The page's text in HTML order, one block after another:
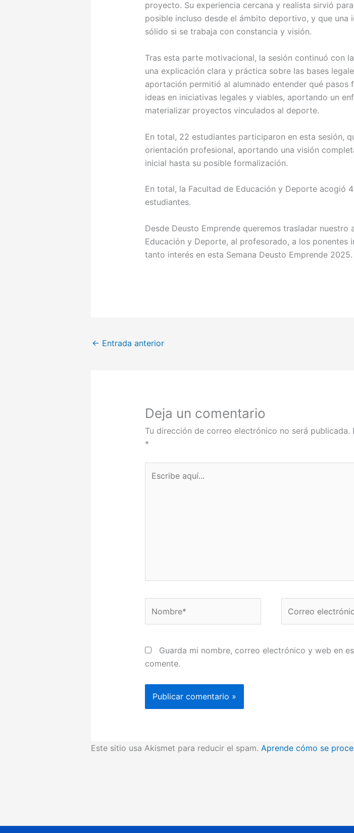
proyecto. Su experiencia cercana y realista sirvió
posible incluso desde el ámbito deportivo, y que una
sólido si se trabaja con constancia y visión.
Tras esta parte motivacional, la sesión continuó con
una explicación clara y práctica sobre las bases
aportación permitió al alumnado entender qué pasos
ideas en iniciativas legales y viables, aportando un
materializar proyectos vinculados al deporte.
En total, 22 estudiantes participaron en esta sesión,
orientación profesional, aportando una visión
inicial hasta su posible formalización.
En total, la Facultad de Educación y Deporte acogió
estudiantes.
Desde Deusto Emprende queremos trasladar
Educación y Deporte, al profesorado, a los
tanto interés en esta Semana Deusto Emprende 2025.
← Entrada anterior
Deja un comentario
Tu dirección de correo electrónico no será publicada.
*
aquí...
electrónico*
Guarda mi nombre, correo electrónico y web en
comente.
Este sitio usa Akismet para reducir el spam. Aprende cómo se